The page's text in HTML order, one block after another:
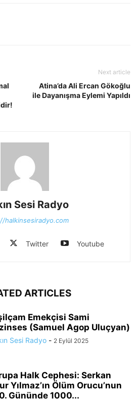
Next article
Atina’da Ali Ercan Gökoğlu
ile Dayanışma Eylemi Yapıldı
Sesi Radyo
halkinsesiradyo.com
Twitter Youtube
ARTICLES
Emekçisi Sami
(Samuel Agop Uluçyan)
Sesi Radyo - 2 Eylül 2025
Halk Cephesi: Serkan
Yılmaz’ın Ölüm Orucu’nun
Gününde 1000...